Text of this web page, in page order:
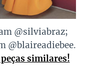
@silviabraz;
@blaireadiebee.
similares!